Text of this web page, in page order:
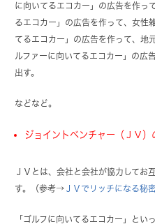
に向いてるエコカー」の広告を作っ
るエコカー」の広告を作って、女性
てるエコカー」の広告を作って、地
ルファーに向いてるエコカー」の広
出す。
などなど。
ジョイントベンチャー（ＪＶ）
ＪＶとは、会社と会社が協力してお
す。（参考→ ＪＶでリッチになる秘密
「ゴルフに向いてるエコカー」とい